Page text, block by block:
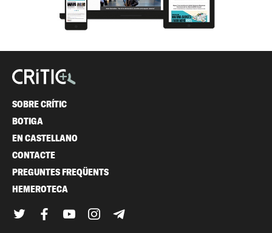
SOBRE CRÍTIC
BOTIGA
EN CASTELLANO
CONTACTE
PREGUNTES FREQÜENTS
HEMEROTECA
TwitterFacebook
YouTubeInstagram